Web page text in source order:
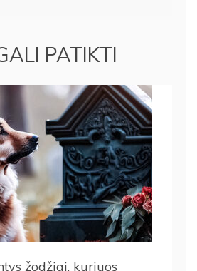
PATIKTI
žodžiai, kuriuos